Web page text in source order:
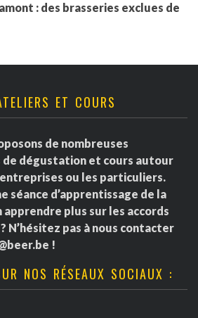
: des brasseries exclues de
ET COURS
de nombreuses
de dégustation et cours autour
ou les particuliers.
séance d’apprentissage de la
apprendre plus sur les accords
N’hésitez pas à nous contacter
!
NOS RÉSEAUX SOCIAUX :